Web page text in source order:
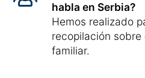
habla en Serbia?
Hemos realizado
recopilación
familiar.